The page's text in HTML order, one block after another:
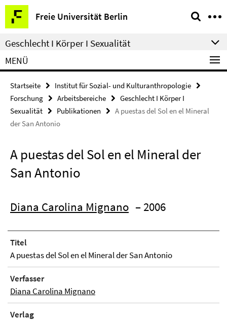
Springe
direkt
zu
Inhalt
Freie Universität Berlin
Service-
Navigation
Geschlecht I Körper I Sexualität
MENÜ
Startseite
Institut für Sozial- und Kulturanthropologie
Forschung
Arbeitsbereiche
Geschlecht I Körper I
Sexualität
Publikationen
A puestas del Sol en el Mineral
der San Antonio
A puestas del Sol en el Mineral der
San Antonio
Diana Carolina Mignano – 2006
Titel
A puestas del Sol en el Mineral der San Antonio
Verfasser
Diana Carolina Mignano
Verlag